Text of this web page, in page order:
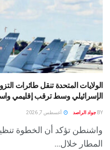
الولايات المتحدة تنقل طائرات
الإسرائيلي وسط ترقب إقليمي
BY جواد الراصد أغسطس 7, 2026
واشنطن تؤكد أن الخطوة
المطار خلال...